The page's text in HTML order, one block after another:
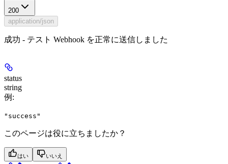
200
application/json
成功 - テスト Webhook を正常に送信しました
status
string
例 :
"success"
このページは役に立ちましたか？
はい いいえ